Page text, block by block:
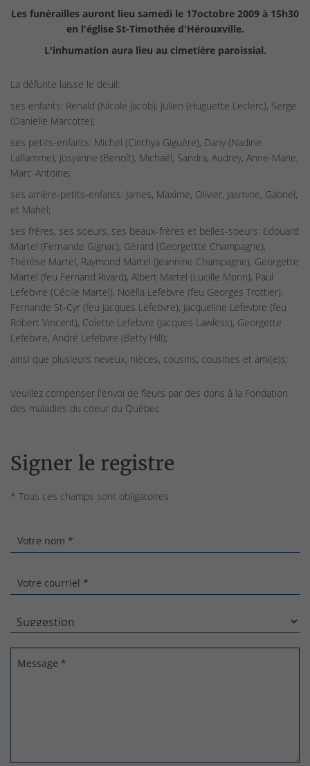
Les funérailles auront lieu samedi le 17octobre 2009 à 15h30
en l'église St-Timothée d'Hérouxville.
L'inhumation aura lieu au cimetière paroissial.
La défunte laisse le deuil:
ses enfants: Renald (Nicole Jacob), Julien (Huguette Leclerc), Serge
(Danielle Marcotte);
ses petits-enfants: Michel (Cinthya Giguère), Dany (Nadine
Laflamme), Josyanne (Benoît), Michaël, Sandra, Audrey, Anne-Marie,
Marc-Antoine;
ses arrière-petits-enfants: James, Maxime, Olivier, Jasmine, Gabriel,
et Mahël;
ses frères, ses soeurs, ses beaux-frères et belles-soeurs: Edouard
Martel (Fernande Gignac), Gérard (Georgettte Champagne),
Thérèse Martel, Raymond Martel (Jeannine Champagne), Georgette
Martel (feu Fernand Rivard), Albert Martel (Lucille Morin), Paul
Lefebvre (Cécile Martel), Noëlla Lefebvre (feu Georges Trottier),
Fernande St-Cyr (feu Jacques Lefebvre), Jacqueline Lefevbre (feu
Robert Vincent), Colette Lefebvre (Jacques Lawless), Georgette
Lefebvre, André Lefebvre (Betty Hill);
ainsi que plusieurs neveux, nièces, cousins, cousines et ami(e)s;
Veuillez compenser l'envoi de fleurs par des dons à la Fondation
des maladies du coeur du Québec.
Signer le registre
* Tous ces champs sont obligatoires
Votre nom *
Votre courriel *
Message *